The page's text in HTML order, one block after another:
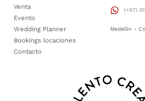
Venta
Evento
Wedding Planner
Bookings locaciones
Contacto
(+57)
Medellin -